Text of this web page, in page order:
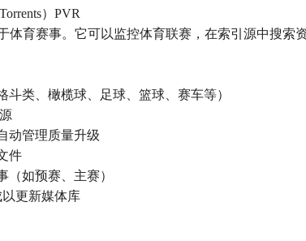
）PVR
体育赛事。它可以监控体育联赛，在索引源中搜索
斗类、橄榄球、足球、篮球、赛车等）
动管理质量升级
件
（如预赛、主赛）
以更新媒体库